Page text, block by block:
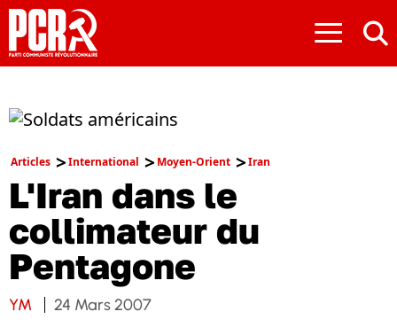
≡
Articles International Moyen-Orient Iran
L'Iran dans le
collimateur du
Pentagone
YM 24 Mars 2007